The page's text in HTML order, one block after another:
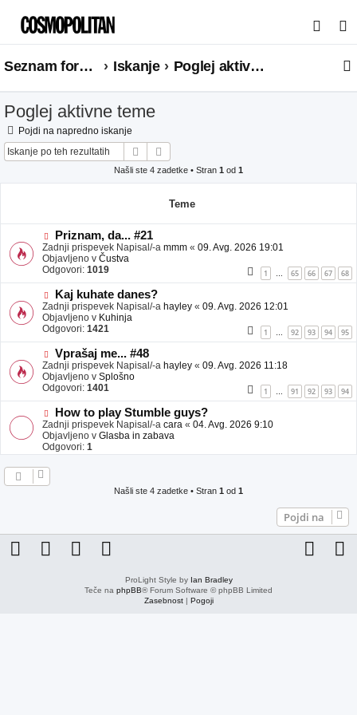
s
a
Seznam forumov Iskanje Poglej aktivne teme
Poglej aktivne teme
Pojdi na napredno iskanje
Iskanje
Našli ste 4 zadetke • Stran 1 od 1
Teme
N
o
v
e
b
a
v
e
Priznam, da... #21
Zadnji prispevek Napisal/-a mmm « 09. Avg. 2026 19:01
Objavljeno v Čustva
Odgovori: 1019 1 … 65 66 67 68
N
o
v
e
b
a
v
e
Kaj kuhate danes?
Zadnji prispevek Napisal/-a hayley « 09. Avg. 2026 12:01
Objavljeno v Kuhinja
Odgovori: 1421 1 … 92 93 94 95
N
o
v
e
b
a
v
e
Vprašaj me... #48
Zadnji prispevek Napisal/-a hayley « 09. Avg. 2026 11:18
Objavljeno v Splošno
Odgovori: 1401 1 91 92 93 94
N
o
v
e
o
How to play Stumble guys?
Zadnji prispevek Napisal/-a cara « 04. Avg. 2026 9:10
Objavljeno v Glasba in zabava
Odgovori: 1
Našli ste 4 zadetke • Stran 1 od 1
Pojdi na
ProLight Style by Ian Bradley
Teče na phpBB® Forum Software © phpBB Limited
Zasebnost| Pogoji